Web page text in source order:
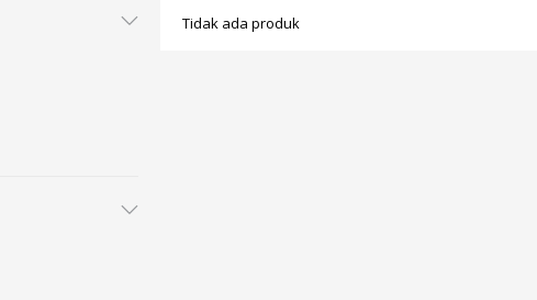
Tidak ada produk